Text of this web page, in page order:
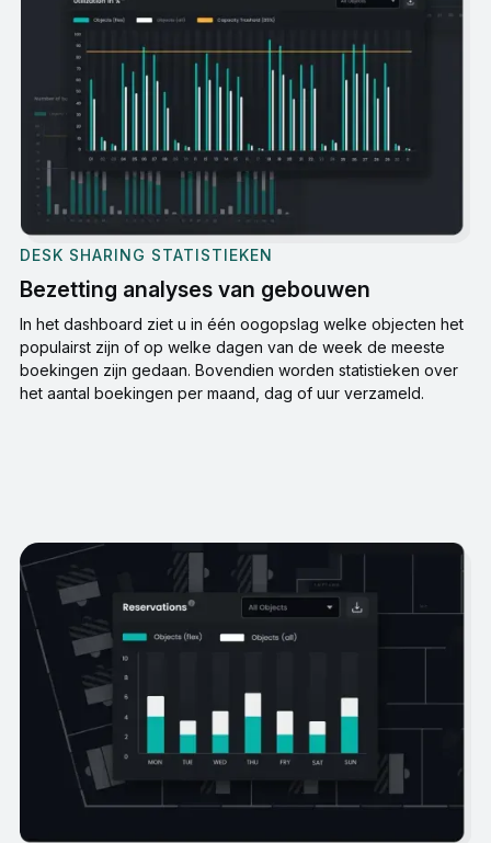
DESK SHARING STATISTIEKEN
Bezetting analyses van gebouwen
In het dashboard ziet u in één oogopslag welke objecten het
populairst zijn of op welke dagen van de week de meeste
boekingen zijn gedaan. Bovendien worden statistieken over
het aantal boekingen per maand, dag of uur verzameld.